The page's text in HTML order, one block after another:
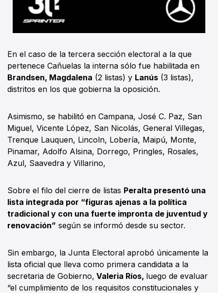
En el caso de la tercera sección electoral a la que
pertenece Cañuelas la interna sólo fue habilitada en
Brandsen, Magdalena (2 listas) y Lanús (3 listas),
distritos en los que gobierna la oposición.
Asimismo, se habilitó en Campana, José C. Paz, San
Miguel, Vicente López, San Nicolás, General Villegas,
Trenque Lauquen, Lincoln, Lobería, Maipú, Monte,
Pinamar, Adolfo Alsina, Dorrego, Pringles, Rosales,
Azul, Saavedra y Villarino,
Sobre el filo del cierre de listas Peralta presentó una
lista integrada por “figuras ajenas a la política
tradicional y con una fuerte impronta de juventud y
renovación” según se informó desde su sector.
Sin embargo, la Junta Electoral aprobó únicamente la
lista oficial que lleva como primera candidata a la
secretaria de Gobierno, Valeria Ríos, luego de evaluar
“el cumplimiento de los requisitos constitucionales y